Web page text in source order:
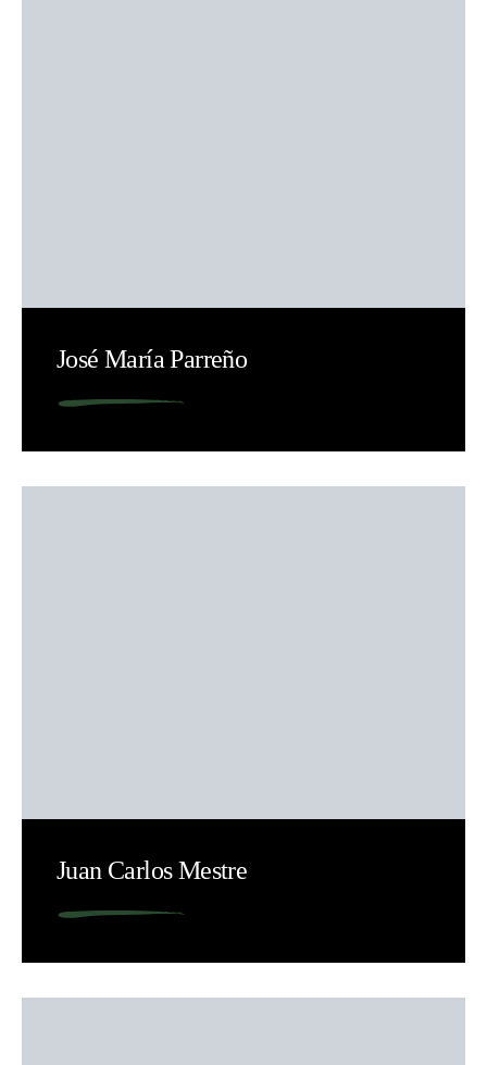
José María Parreño
Juan Carlos Mestre